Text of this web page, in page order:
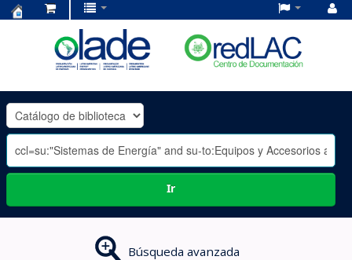
OLADE
-
Ir
Búsqueda avanzada